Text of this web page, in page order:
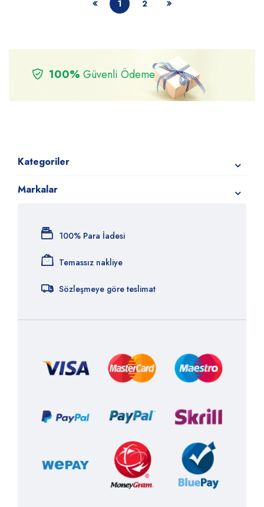
1 2
100% Güvenli Ödeme
Kategoriler
Markalar
100% Para İadesi
Temassız nakliye
Sözleşmeye göre teslimat